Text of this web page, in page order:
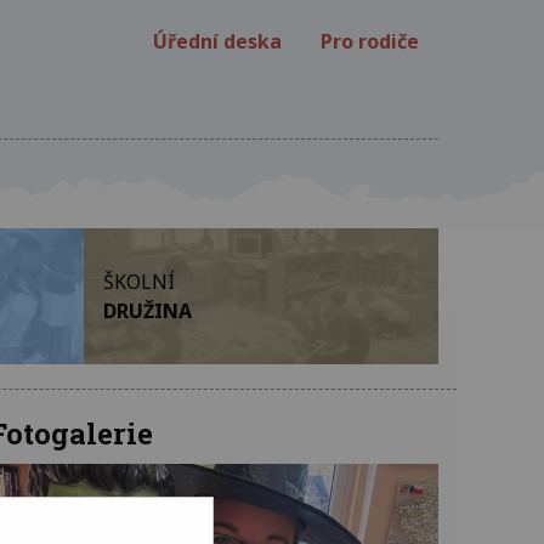
Úřední deska Pro rodiče
ŠKOLNÍ
DRUŽINA